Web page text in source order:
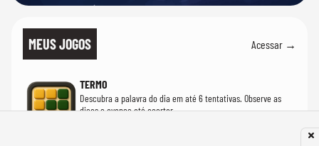
MEUS JOGOS Acessar →
TERMO
Descubra a palavra do dia em até 6 tentativas. Observe as
dicas e avance até acertar.